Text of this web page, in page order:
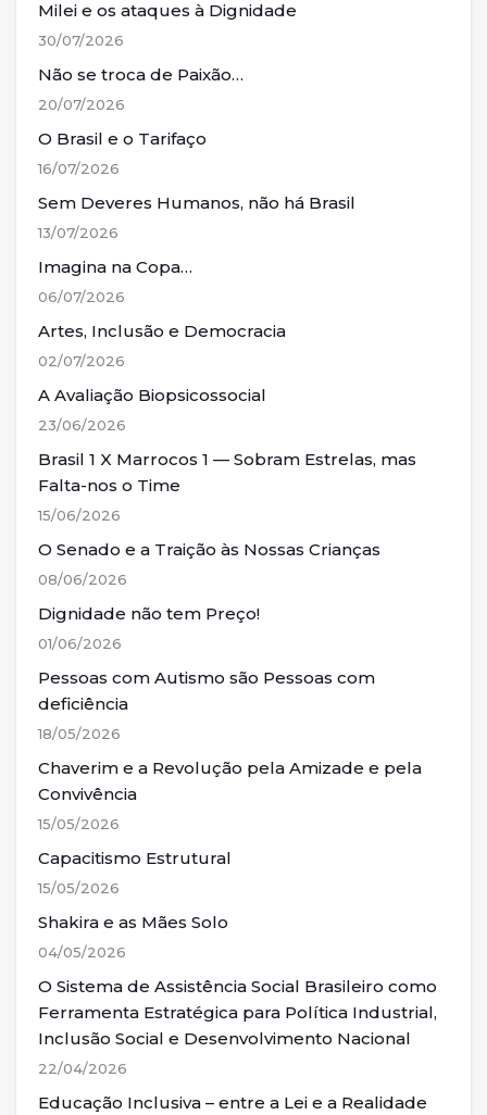
Milei e os ataques à Dignidade
30/07/2026
Não se troca de Paixão…
20/07/2026
O Brasil e o Tarifaço
16/07/2026
Sem Deveres Humanos, não há Brasil
13/07/2026
Imagina na Copa…
06/07/2026
Artes, Inclusão e Democracia
02/07/2026
A Avaliação Biopsicossocial
23/06/2026
Brasil 1 X Marrocos 1 — Sobram Estrelas, mas
Falta-nos o Time
15/06/2026
O Senado e a Traição às Nossas Crianças
08/06/2026
Dignidade não tem Preço!
01/06/2026
Pessoas com Autismo são Pessoas com
deficiência
18/05/2026
Chaverim e a Revolução pela Amizade e pela
Convivência
15/05/2026
Capacitismo Estrutural
15/05/2026
Shakira e as Mães Solo
04/05/2026
O Sistema de Assistência Social Brasileiro como
Ferramenta Estratégica para Política Industrial,
Inclusão Social e Desenvolvimento Nacional
22/04/2026
Educação Inclusiva – entre a Lei e a Realidade